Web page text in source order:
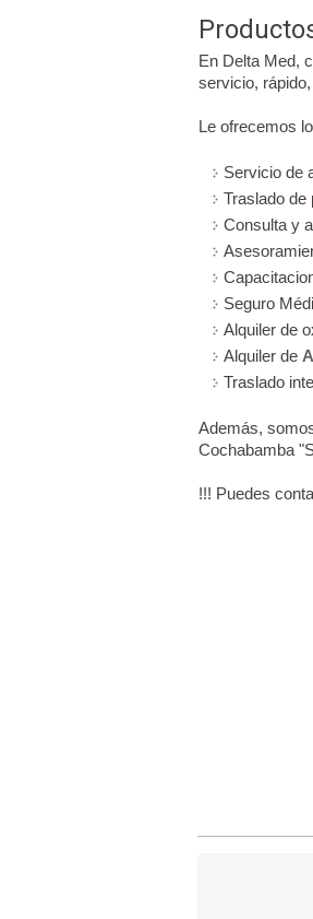
En Delta Med,
servicio,
Le ofrecemos
Servicio de
Traslado de
Consulta y
Seguro
Alquiler de
Alquiler de
Traslado
Además,
Cochabamba
!!! Puedes